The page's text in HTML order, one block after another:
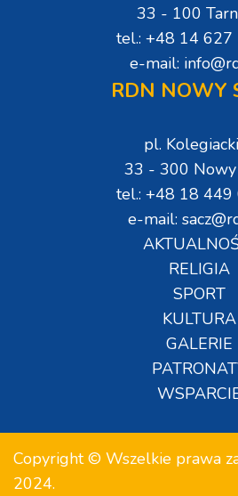
33 - 100
tel.: +48 14 627
e-mail:
RDN NOWY
pl.
33 - 300 Nowy
tel.: +48 18 449
e-mail:
RELIGIA
SPORT
KULTURA
GALERIE
Copyright © Wszelkie prawa
2024.